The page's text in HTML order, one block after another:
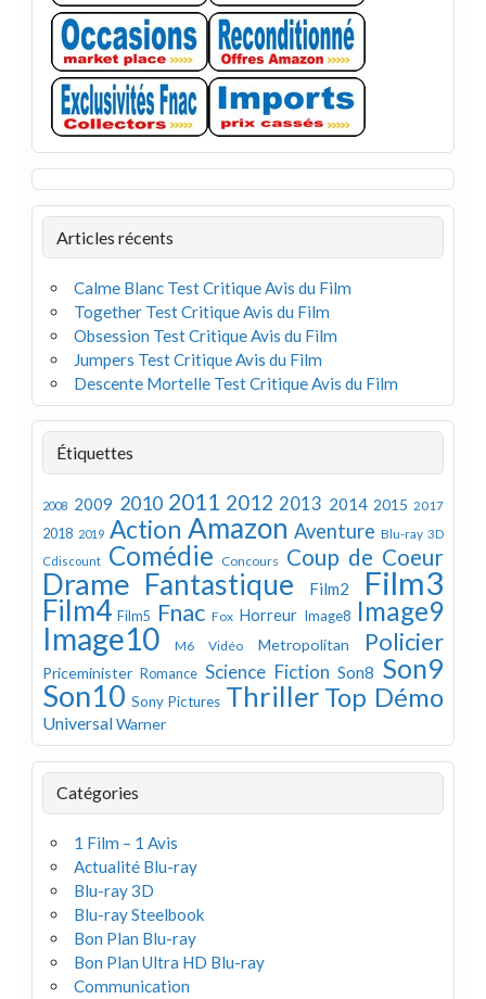
Articles récents
Calme Blanc Test Critique Avis du Film
Together Test Critique Avis du Film
Obsession Test Critique Avis du Film
Jumpers Test Critique Avis du Film
Descente Mortelle Test Critique Avis du Film
Étiquettes
2008 2009 2010 2011 2012 2013 2014 2015 2017
2018 2019 Action Amazon Aventure Blu-ray 3D
Cdiscount Comédie Concours Coup de Coeur
Drame Fantastique Film2 Film3
Film4 Film5 Fnac Fox Horreur Image8 Image9
Image10 M6 Vidéo Metropolitan Policier
Priceminister Romance Science Fiction Son8 Son9
Son10 Sony Pictures Thriller Top Démo
UniversalWarner
Catégories
1 Film – 1 Avis
Actualité Blu-ray
Blu-ray 3D
Blu-ray Steelbook
Bon Plan Blu-ray
Bon Plan Ultra HD Blu-ray
Communication